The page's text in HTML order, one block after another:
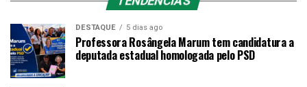
DESTAQUE 5 dias ago
Professora Rosângela Marum tem candidatura a
deputada estadual homologada pelo PSD